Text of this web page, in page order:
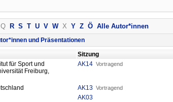
Q R S T U V W X Y Z Ö Alle Autor*innen
und Präsentationen
Sitzung
für Sport und
Freiburg,
AK14 Vortragend
AK13 Vortragend
AK03